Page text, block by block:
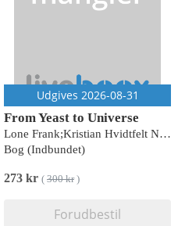
Udgives 2026-08-31
From Yeast to Universe
Lone Frank;Kristian Hvidtfelt Nielsen
Bog (Indbundet)
273 kr ( 300 kr)
Forudbestil